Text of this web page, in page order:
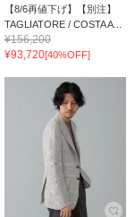
【8/6再値下げ】【別注】
TAGLIATORE / COSTA A...
¥156,200
¥93,720[40%OFF]